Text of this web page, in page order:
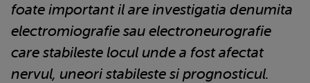
foate important il are investigatia denumita
electromiografie sau electroneurografie
care stabileste locul unde a fost afectat
nervul, uneori stabileste si prognosticul.